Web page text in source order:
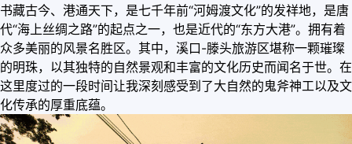
书藏古今、港通天下，是七千年前“河姆渡文化”的发祥地，是唐
代“海上丝绸之路”的起点之一，也是近代的“东方大港”。拥有着
众多美丽的风景名胜区。其中，溪口-滕头旅游区堪称一颗璀璨
的明珠，以其独特的自然景观和丰富的文化历史而闻名于世。在
这里度过的一段时间让我深刻感受到了大自然的鬼斧神工以及文
化传承的厚重底蕴。